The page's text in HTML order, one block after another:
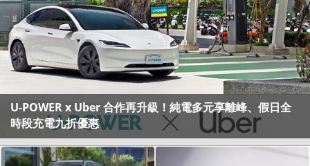
U-POWER x Uber 合作再升級！純電多元享離峰、假日全
時段充電九折優惠